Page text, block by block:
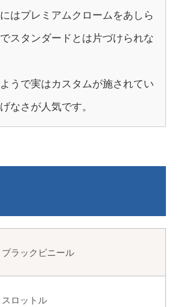
はプレミアムクロームをあしら
スタンダードとは片づけられな
うで実はカスタムが施されてい
なさが人気です。
ブラックビニール
スロットル